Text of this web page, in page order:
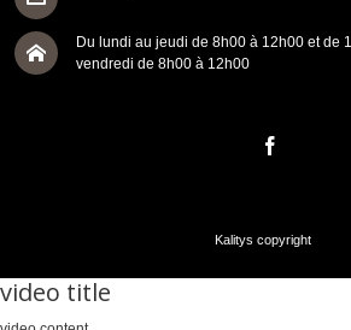
Du lundi au jeudi de 8h00 à 12h00 et de
vendredi de 8h00 à 12h00
Kalitys copyright
video title